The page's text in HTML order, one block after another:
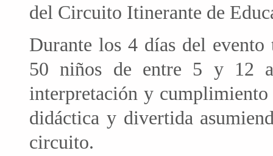
del Circuito Itinerante de
Durante los 4 días del
50 niños de entre 5 y 12
interpretación y cumplimiento
didáctica y divertida
circuito.